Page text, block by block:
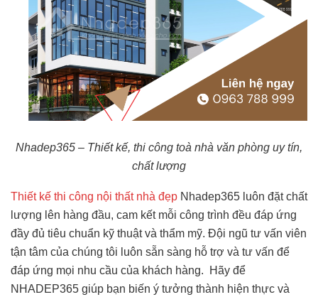
Nhadep365 – Thiết kế, thi công toà nhà văn phòng uy tín,
chất lượng
Thiết kế thi công nội thất nhà đẹp Nhadep365 luôn đặt chất
lượng lên hàng đầu, cam kết mỗi công trình đều đáp ứng
đầy đủ tiêu chuẩn kỹ thuật và thẩm mỹ. Đội ngũ tư vấn viên
tận tâm của chúng tôi luôn sẵn sàng hỗ trợ và tư vấn để
đáp ứng mọi nhu cầu của khách hàng. Hãy để
NHADEP365 giúp bạn biến ý tưởng thành hiện thực và